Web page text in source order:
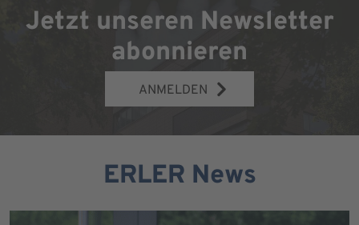
Jetzt unseren Newsletter
abonnieren
ANMELDEN
ERLER News